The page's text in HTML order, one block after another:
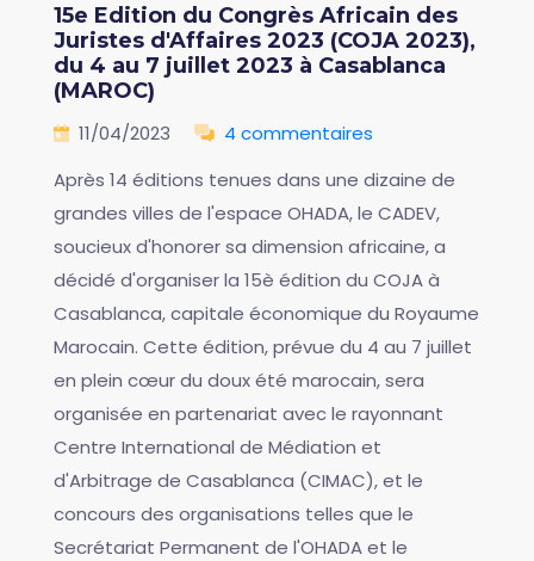
15e Edition du Congrès Africain des
Juristes d'Affaires 2023 (COJA 2023),
du 4 au 7 juillet 2023 à Casablanca
(MAROC)
11/04/2023
4 commentaires
Après 14 éditions tenues dans une dizaine de
grandes villes de l'espace OHADA, le CADEV,
soucieux d'honorer sa dimension africaine, a
décidé d'organiser la 15è édition du COJA à
Casablanca, capitale économique du Royaume
Marocain. Cette édition, prévue du 4 au 7 juillet
en plein cœur du doux été marocain, sera
organisée en partenariat avec le rayonnant
Centre International de Médiation et
d'Arbitrage de Casablanca (CIMAC), et le
concours des organisations telles que le
Secrétariat Permanent de l'OHADA et le